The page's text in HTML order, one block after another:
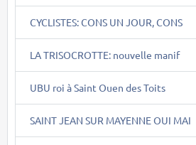
CYCLISTES: CONS UN JOUR, CONS
LA TRISOCROTTE: nouvelle manif
UBU roi à Saint Ouen des Toits
SAINT JEAN SUR MAYENNE OUI MAI